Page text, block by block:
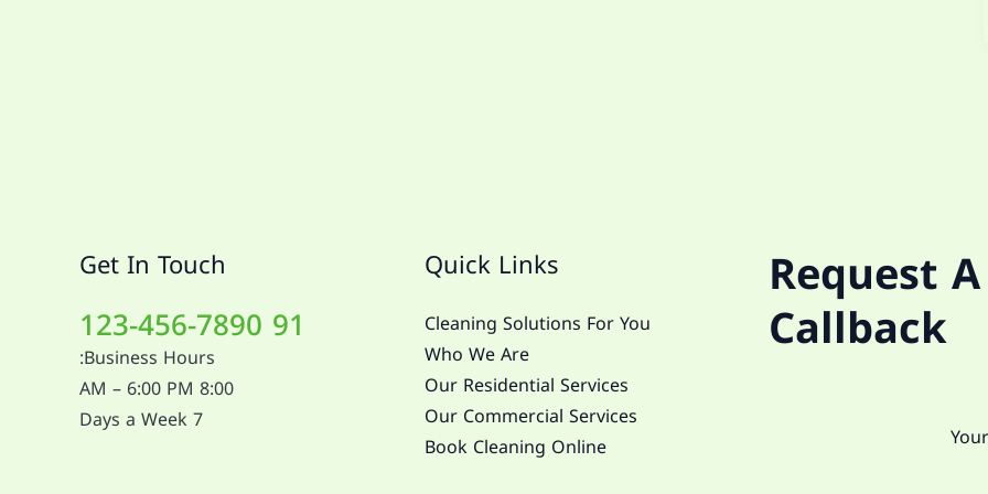
Request A
Callback
Quick Links
Cleaning Solutions For You
Who We Are
Our Residential Services
Our Commercial Services
Book Cleaning Online
Get In Touch
91 123-456-7890
Business Hours:
8:00 AM – 6:00 PM
7 Days a Week